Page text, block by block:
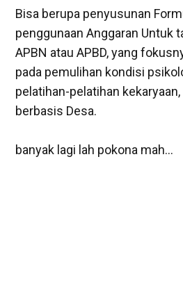
Bisa berupa penyusunan
penggunaan Anggaran Untuk
APBN atau APBD, yang
pada pemulihan kondisi
pelatihan-pelatihan
berbasis Desa.
banyak lagi lah pokona mah...